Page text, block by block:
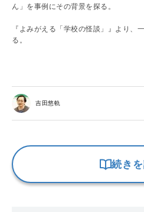
ん」を事例にその背景を探る。
『よみがえる「学校の怪談」』より、
る。
吉田悠軌
続き